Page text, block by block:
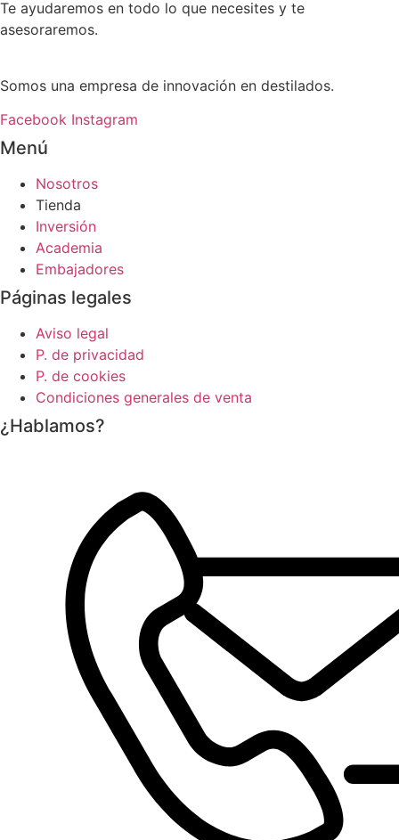
Te ayudaremos en todo lo que necesites y te
asesoraremos.
Somos una empresa de innovación en destilados.
Facebook Instagram
Menú
Nosotros
Tienda
Inversión
Academia
Embajadores
Páginas legales
Aviso legal
P. de privacidad
P. de cookies
Condiciones generales de venta
¿Hablamos?